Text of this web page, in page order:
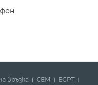
връзка СЕМ ECPT